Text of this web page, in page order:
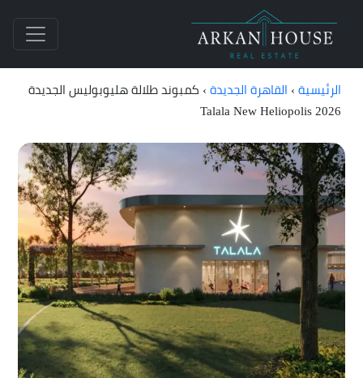
الرئيسية › القاهرة الجديدة › كمبوند طلالة هليوبوليس الجديدة
Talala New Heliopolis 2026